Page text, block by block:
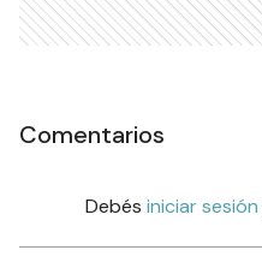
Comentarios
Debés iniciar sesión